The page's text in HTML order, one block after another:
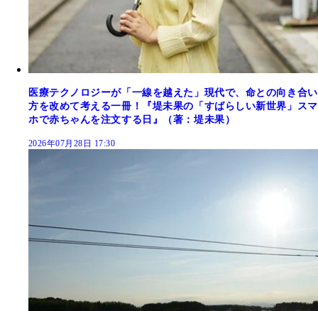
医療テクノロジーが「一線を越えた」現代で、命との向き合い
方を改めて考える一冊！『堤未果の「すばらしい新世界」スマ
ホで赤ちゃんを注文する日』（著：堤未果）
2026年07月28日 17:30